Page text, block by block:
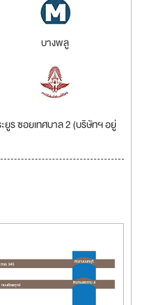
บางพลู
ยูร ซอยเทศบาล 2 (บริษัทฯ อยู่